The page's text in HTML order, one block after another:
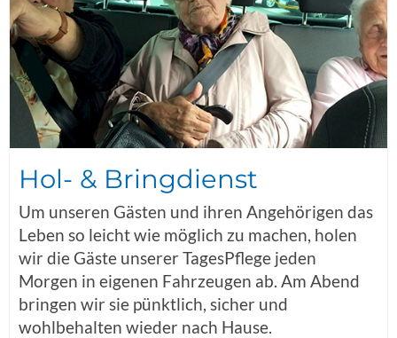
Hol- & Bringdienst
Um unseren Gästen und ihren Angehörigen das
Leben so leicht wie möglich zu machen, holen
wir die Gäste unserer TagesPflege jeden
Morgen in eigenen Fahrzeugen ab. Am Abend
bringen wir sie pünktlich, sicher und
wohlbehalten wieder nach Hause.